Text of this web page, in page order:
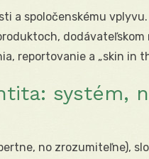
a spoločenskému vplyvu.
reportovanie a „skin in
systém,
no zrozumiteľne),